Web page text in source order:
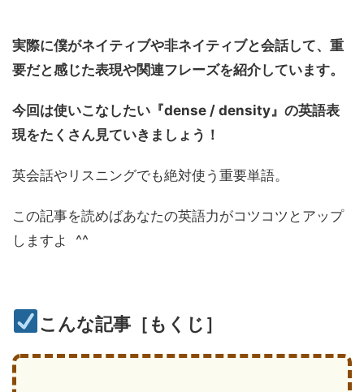
実際に僕がネイティブや非ネイティブと会話して、重
要だと感じた表現や関連フレーズを紹介しています。
今回は使いこなしたい『dense / density』 の英語表
現をたくさん見ていきましょう！
英会話やリスニングでも絶対使う重要単語。
この記事を読めばあなたの英語力がコツコツとアップ
しますよ ^^
こんな記事［もくじ］